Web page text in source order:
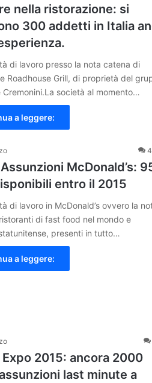
nella ristorazione: si
300 addetti in Italia
di lavoro presso la nota catena di
Roadhouse Grill, di proprietà del
Cremonini.La società al momento…
a leggere:
4
McDonald’s:
entro il 2015
di lavoro in McDonald’s ovvero la
di fast food nel mondo e
presenti in tutto…
a leggere:
2015: ancora 2000
last minute a